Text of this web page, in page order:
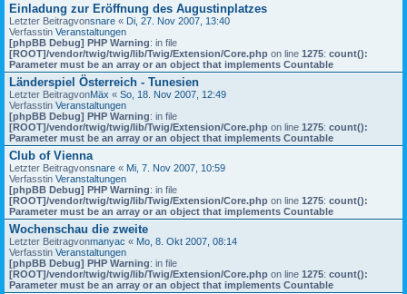
Einladung zur Eröffnung des Augustinplatzes
Letzter Beitragvonsnare « Di, 27. Nov 2007, 13:40
Verfasstin Veranstaltungen
[phpBB Debug] PHP Warning: in file
[ROOT]/vendor/twig/twig/lib/Twig/Extension/Core.php on line 1275: count():
Parameter must be an array or an object that implements Countable
Länderspiel Österreich - Tunesien
Letzter BeitragvonMäx « So, 18. Nov 2007, 12:49
Verfasstin Veranstaltungen
[phpBB Debug] PHP Warning: in file
[ROOT]/vendor/twig/twig/lib/Twig/Extension/Core.php on line 1275: count():
Parameter must be an array or an object that implements Countable
Club of Vienna
Letzter Beitragvonsnare « Mi, 7. Nov 2007, 10:59
Verfasstin Veranstaltungen
[phpBB Debug] PHP Warning: in file
[ROOT]/vendor/twig/twig/lib/Twig/Extension/Core.php on line 1275: count():
Parameter must be an array or an object that implements Countable
Wochenschau die zweite
Letzter Beitragvonmanyac « Mo, 8. Okt 2007, 08:14
Verfasstin Veranstaltungen
[phpBB Debug] PHP Warning: in file
[ROOT]/vendor/twig/twig/lib/Twig/Extension/Core.php on line 1275: count():
Parameter must be an array or an object that implements Countable